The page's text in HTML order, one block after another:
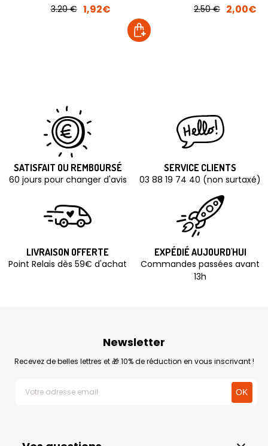
3.20 € 1,92€ 2.50 € 2,00€
SATISFAIT OU REMBOURSÉ
60 jours pour changer d'avis
SERVICE CLIENTS
03 88 19 74 40 (non surtaxé)
LIVRAISON OFFERTE
Point Relais dès 59€ d'achat
EXPÉDIÉ AUJOURD'HUI
Commandes passées avant
13h
Newsletter
Recevez de belles lettres et 🎁 10% de réduction en vous inscrivant !